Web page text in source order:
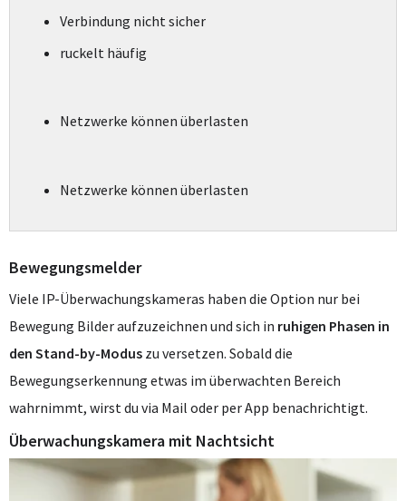
Verbindung nicht sicher
ruckelt häufig
Netzwerke können überlasten
Netzwerke können überlasten
Bewegungsmelder
Viele IP-Überwachungskameras haben die Option nur bei
Bewegung Bilder aufzuzeichnen und sich in ruhigen Phasen in
den Stand-by-Modus zu versetzen. Sobald die
Bewegungserkennung etwas im überwachten Bereich
wahrnimmt, wirst du via Mail oder per App benachrichtigt.
Überwachungskamera mit Nachtsicht